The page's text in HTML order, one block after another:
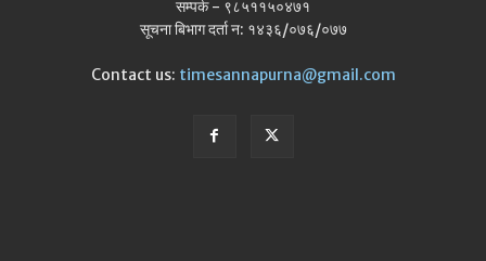
सम्पर्क - ९८५११५०४७१
सूचना बिभाग दर्ता न: १४३६/०७६/०७७
Contact us: timesannapurna@gmail.com